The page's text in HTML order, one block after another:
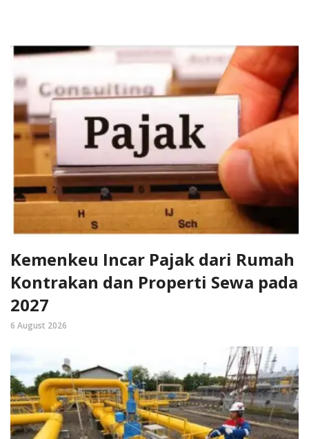
Kemenkeu Incar Pajak dari Rumah
Kontrakan dan Properti Sewa pada
2027
6 August 2026